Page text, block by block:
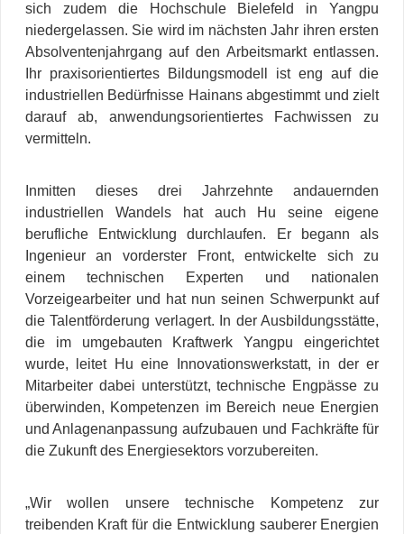
sich zudem die Hochschule Bielefeld in Yangpu
niedergelassen. Sie wird im nächsten Jahr ihren ersten
Absolventenjahrgang auf den Arbeitsmarkt entlassen.
Ihr praxisorientiertes Bildungsmodell ist eng auf die
industriellen Bedürfnisse Hainans abgestimmt und zielt
darauf ab, anwendungsorientiertes Fachwissen zu
vermitteln.
Inmitten dieses drei Jahrzehnte andauernden
industriellen Wandels hat auch Hu seine eigene
berufliche Entwicklung durchlaufen. Er begann als
Ingenieur an vorderster Front, entwickelte sich zu
einem technischen Experten und nationalen
Vorzeigearbeiter und hat nun seinen Schwerpunkt auf
die Talentförderung verlagert. In der Ausbildungsstätte,
die im umgebauten Kraftwerk Yangpu eingerichtet
wurde, leitet Hu eine Innovationswerkstatt, in der er
Mitarbeiter dabei unterstützt, technische Engpässe zu
überwinden, Kompetenzen im Bereich neue Energien
und Anlagenanpassung aufzubauen und Fachkräfte für
die Zukunft des Energiesektors vorzubereiten.
„Wir wollen unsere technische Kompetenz zur
treibenden Kraft für die Entwicklung sauberer Energien